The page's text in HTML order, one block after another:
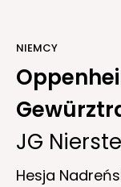
NIEMCY
JG
Hesja